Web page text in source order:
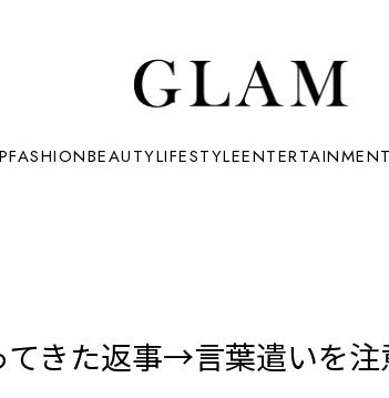
FASHIONBEAUTYLIFESTYLEENTERTAINMENT
てきた返事→言葉遣いを